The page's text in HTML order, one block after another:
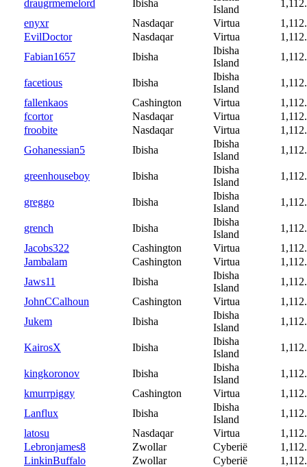
draugrmemelord
Ibisha
Island
enyxr
Nasdaqar Virtua
EvilDoctor
Nasdaqar Virtua
Fabian1657
Ibisha
Ibisha
Island
facetious Ibisha
Ibisha
Island
fallenkaos
Cashington Virtua
fcortor
Nasdaqar Virtua
froobite
Nasdaqar Virtua
Gohanessian5
Ibisha
Ibisha
Island
greenhouseboy Ibisha
Ibisha
Island
greggo Ibisha
Ibisha
Island
grench Ibisha
Ibisha
Island
Jacobs322
Cashington Virtua
Jambalam
Cashington Virtua
Jaws11
Ibisha
Ibisha
Island
JohnCCalhoun
Cashington Virtua
Jukem
Ibisha
Ibisha
Island
KairosX Ibisha
Ibisha
Island
kingkoronov Ibisha
Ibisha
Island
kmurrpiggy
Cashington Virtua
Lanflux
Ibisha
Ibisha
Island
latosu
Nasdaqar Virtua
Lebronjames8
Zwollar Cyberië
LinkinBuffalo
Zwollar Cyberië